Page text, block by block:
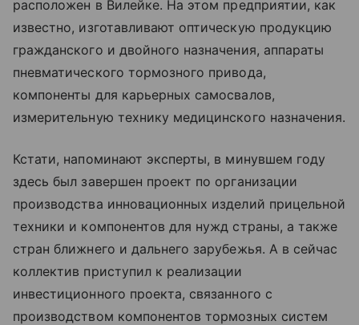
расположен в Вилейке. На этом предприятии, как
известно, изготавливают оптическую продукцию
гражданского и двойного назначения, аппараты
пневматического тормозного привода,
компоненты для карьерных самосвалов,
измерительную технику медицинского назначения.
Кстати, напоминают эксперты, в минувшем году
здесь был завершен проект по организации
производства инновационных изделий прицельной
техники и компонентов для нужд страны, а также
стран ближнего и дальнего зарубежья. А в сейчас
коллектив приступил к реализации
инвестиционного проекта, связанного с
производством компонентов тормозных систем